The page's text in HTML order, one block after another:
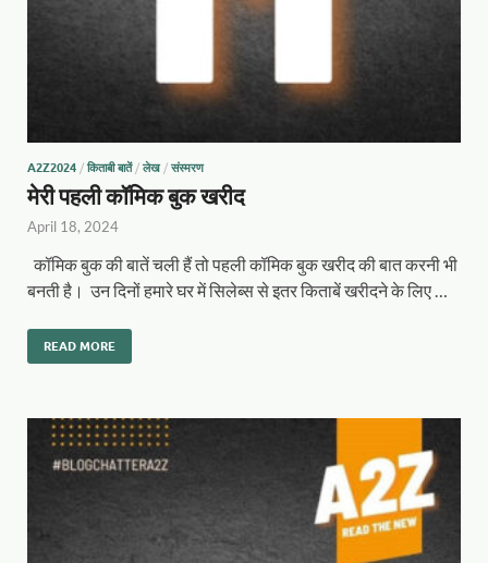
A2Z2024 / किताबी बातें/ लेख/ संस्मरण
मेरी पहली कॉमिक बुक खरीद
April 18, 2024
कॉमिक बुक की बातें चली हैं तो पहली कॉमिक बुक खरीद की बात करनी भी
बनती है। उन दिनों हमारे घर में सिलेब्स से इतर किताबें खरीदने के लिए …
READ MORE